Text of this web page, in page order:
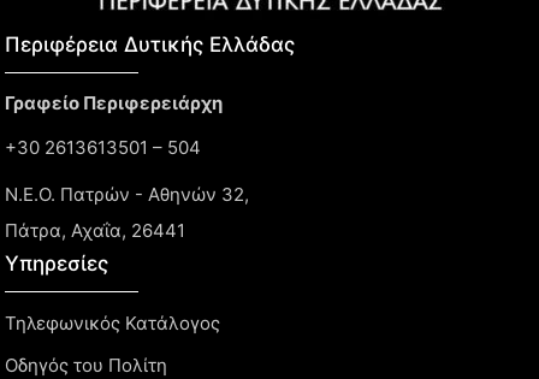
Περιφέρεια Δυτικής Ελλάδας​
Γραφείο Περιφερειάρχη
+30 2613613501 – 504
Ν.Ε.Ο. Πατρών - Αθηνών 32,
Πάτρα, Αχαΐα, 26441
Υπηρεσίες
Τηλεφωνικός Κατάλογος
Οδηγός του Πολίτη